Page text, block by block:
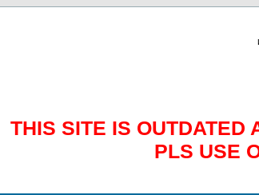
THIS SITE IS OUTDATED
PLS USE